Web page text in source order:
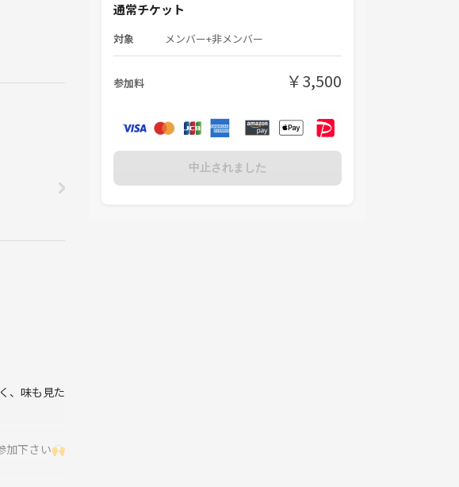
、味も見た
加下さい🙌
通常チケット
対象 メンバー+非メンバー
参加料 ￥3,500
中止されました